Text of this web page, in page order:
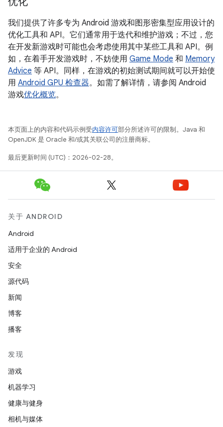
我们提供了许多专为 Android 游戏和图形密集型应用设计的
优化工具和 API。它们通常用于迭代和维护游戏；不过，您
在开发新游戏时可能也会考虑使用其中某些工具和 API。例
如，在着手开发游戏时，不妨使用 Game Mode 和 Memory
Advice 等 API。同样，在游戏的初始测试期间就可以开始使
用 Android GPU 检查器。如需了解详情，请参阅 Android
游戏优化概览。
本页面上的内容和代码示例受内容许可部分所述许可的限制。Java 和
OpenJDK 是 Oracle 和/或其关联公司的注册商标。
最后更新时间 (UTC)：2026-02-28。
关于 ANDROID
Android
适用于企业的 Android
安全
源代码
新闻
博客
播客
发现
游戏
机器学习
健康与健身
相机与媒体